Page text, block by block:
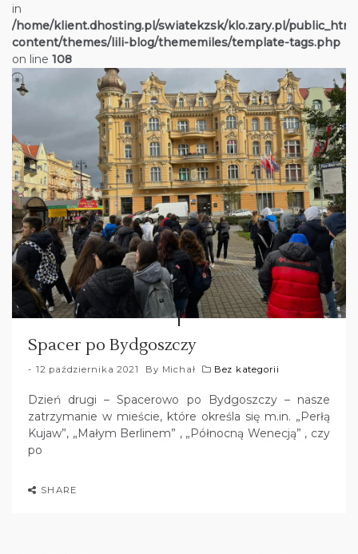
in
/home/klient.dhosting.pl/swiatekzsk/klo.zary.pl/
content/themes/lili-blog/thememiles/template-tags.php
on line 108
Spacer po Bydgoszczy
12 października 2021 By Michał Bez kategorii
Dzień drugi – Spacerowo po Bydgoszczy – nasze
zatrzymanie w mieście, które określa się m.in. „Perłą
Kujaw”, „Małym Berlinem” , „Północną Wenecją” , czy
po
SHARE